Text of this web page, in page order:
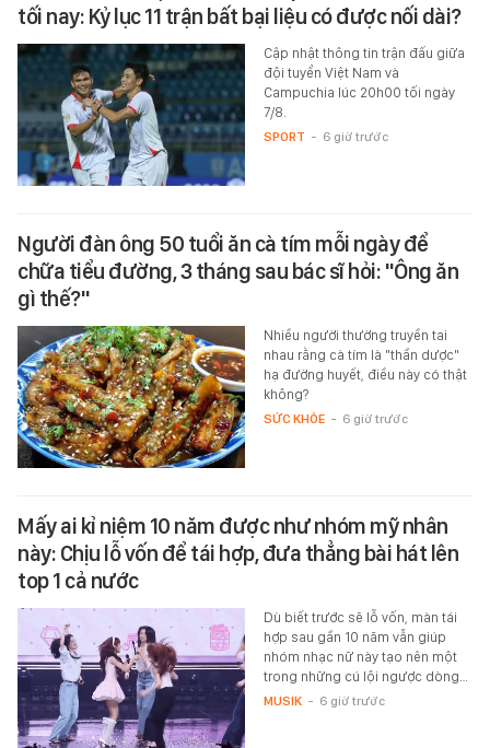
tối nay: Kỷ lục 11 trận bất bại liệu có được nối dài?
Cập nhật thông tin trận đấu giữa
đội tuyển Việt Nam và
Campuchia lúc 20h00 tối ngày
7/8.
SPORT - 6 giờ trước
Người đàn ông 50 tuổi ăn cà tím mỗi ngày để
chữa tiểu đường, 3 tháng sau bác sĩ hỏi: "Ông ăn
gì thế?"
Nhiều người thường truyền tai
nhau rằng cà tím là "thần dược"
hạ đường huyết, điều này có thật
không?
SỨC KHỎE - 6 giờ trước
Mấy ai kỉ niệm 10 năm được như nhóm mỹ nhân
này: Chịu lỗ vốn để tái hợp, đưa thẳng bài hát lên
top 1 cả nước
Dù biết trước sẽ lỗ vốn, màn tái
hợp sau gần 10 năm vẫn giúp
nhóm nhạc nữ này tạo nên một
trong những cú lội ngược dòng…
MUSIK - 6 giờ trước